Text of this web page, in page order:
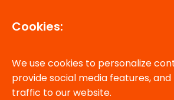
Cookies:
We use cookies to personalize
provide social media features,
traffic to our website.